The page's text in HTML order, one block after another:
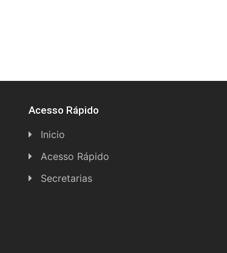
Acesso Rápido
Inicio
Acesso Rápido
Concursos
Secretarias